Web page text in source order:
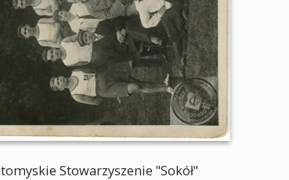
Stowarzyszenie "Sokół"